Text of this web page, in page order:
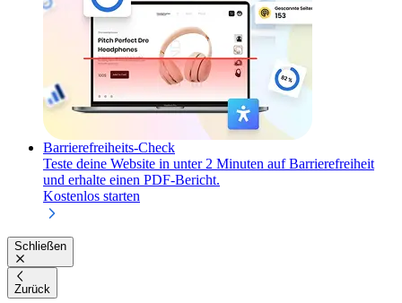
Barrierefreiheits-Check
Teste deine Website in unter 2 Minuten auf Barrierefreiheit
und erhalte einen PDF-Bericht.
Kostenlos starten
Schließen
Zurück